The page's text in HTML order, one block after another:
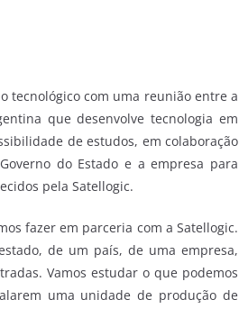
tecnológico com uma reunião entre a
que desenvolve tecnologia em
de estudos, em colaboração
do Estado e a empresa para
pela Satellogic.
fazer em parceria com a Satellogic.
de um país, de uma empresa,
Vamos estudar o que podemos
uma unidade de produção de